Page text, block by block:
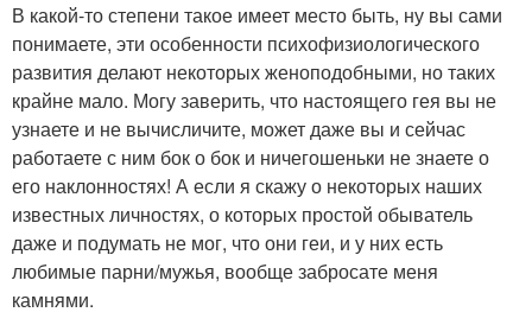
В какой-то степени такое имеет место быть, ну вы сами
понимаете, эти особенности психофизиологического
развития делают некоторых женоподобными, но таких
крайне мало. Могу заверить, что настоящего гея вы не
узнаете и не вычисличите, может даже вы и сейчас
работаете с ним бок о бок и ничегошеньки не знаете о
его наклонностях! А если я скажу о некоторых наших
известных личностях, о которых простой обыватель
даже и подумать не мог, что они геи, и у них есть
любимые парни/мужья, вообще забросате меня
камнями.